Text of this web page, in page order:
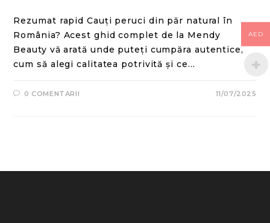
Rezumat rapid Cauți peruci din păr natural în
România? Acest ghid complet de la Mendy
Beauty vă arată unde puteți cumpăra autentice,
cum să alegi calitatea potrivită și ce…
0 COMENTARII 11/07/2025
AED